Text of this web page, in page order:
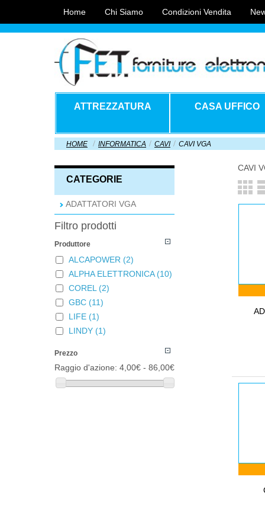
Home Chi Siamo Condizioni Vendita
ATTREZZATURA CASA UFFICO
HOME INFORMATICA CAVI CAVI VGA
CATEGORIE
ADATTATORI VGA
Filtro prodotti
Produttore
ALCAPOWER (2)
ALPHA ELETTRONICA (10)
COREL (2)
GBC (11)
LIFE (1)
LINDY (1)
Prezzo
Raggio d'azione: 4,00€ - 86,00€
CAVI